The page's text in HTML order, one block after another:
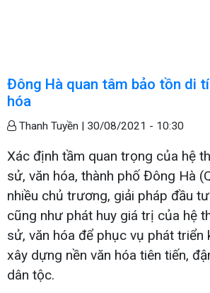
Đông Hà quan tâm bảo tồn di
hóa
Thanh Tuyền | 30/08/2021 - 10:30
Xác định tầm quan trọng của hệ
sử, văn hóa, thành phố Đông Hà
nhiều chủ trương, giải pháp đầu
cũng như phát huy giá trị của hệ
sử, văn hóa để phục vụ phát triển
xây dựng nền văn hóa tiên tiến,
dân tộc.